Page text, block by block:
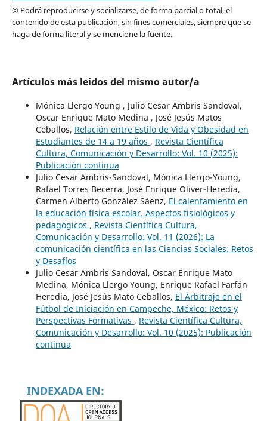
© Podrá reproducirse y socializarse, de forma parcial o total, el
contenido de esta publicación, sin fines comerciales, siempre que se
haga de forma literal y se mencione la fuente.
Artículos más leídos del mismo autor/a
Mónica Llergo Young , Julio Cesar Ambris Sandoval,
Oscar Enrique Mato Medina , José Jesús Matos
Ceballos, Relación entre Estilo de Vida y Obesidad en
Estudiantes de 14 a 19 años , Revista Científica
Cultura, Comunicación y Desarrollo: Vol. 10 (2025):
Publicación continua
Julio Cesar Ambris-Sandoval, Mónica Llergo-Young,
Rafael Torres Becerra, José Enrique Oliver-Heredia,
Carmen Alberto González Sáenz, El calentamiento en
la educación física escolar. Aspectos fisiológicos y
pedagógicos , Revista Científica Cultura,
Comunicación y Desarrollo: Vol. 11 (2026): La
comunicación científica en las Ciencias Sociales: Retos
y Desafíos
Julio Cesar Ambris Sandoval, Oscar Enrique Mato
Medina, Mónica Llergo Young, Enrique Rafael Farfán
Heredia, José Jesús Mato Ceballos, El Arbitraje en el
Fútbol de Iniciación en Campeche, México: Retos y
Perspectivas Formativas , Revista Científica Cultura,
Comunicación y Desarrollo: Vol. 10 (2025): Publicación
continua
INDEXADA EN: